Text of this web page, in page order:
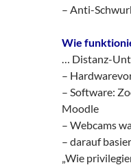
– Anti-
Wie
… Distanz-
–
– Software:
Moodle
– Webcams
– darauf
„Wie